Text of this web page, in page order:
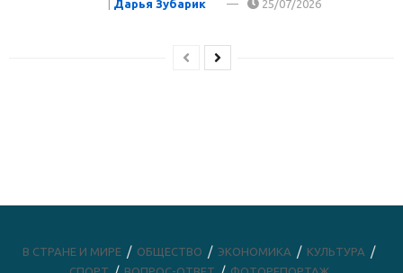
Дарья Зубарик 25/07/2026
В СТРАНЕ И МИРЕ ОБЩЕСТВО ЭКОНОМИКА
КУЛЬТУРА